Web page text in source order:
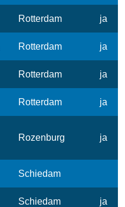
Rotterdam ja
Rotterdam ja
Rotterdam ja
Rotterdam ja
Rozenburg ja
Schiedam
Schiedam ja